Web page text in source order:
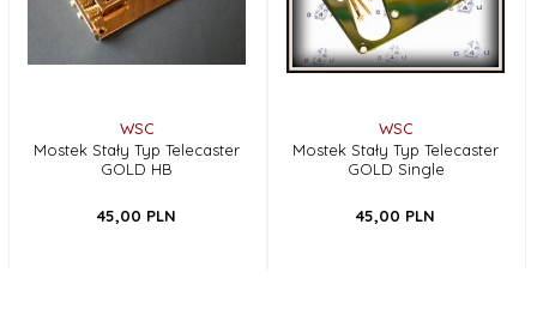
WSC
Mostek Stały Typ Telecaster
GOLD HB
45,00 PLN
WSC
Mostek Stały Typ Telecaster
GOLD Single
45,00 PLN